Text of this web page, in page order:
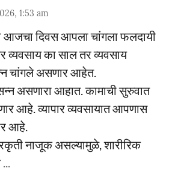
1:53 am
आजचा दिवस आपला चांगला फलदायी
का साल तर व्यवसाय
चांगले असणार आहेत.
असणारा आहात. कामाची सुरुवात
आहे. व्यापार व्यवसायात आपणास
आहे.
नाजूक असल्यामुळे, शारीरिक